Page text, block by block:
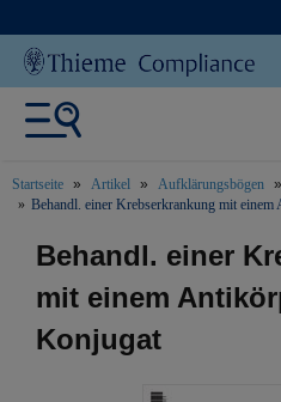
Startseite Artikel Aufklärungsbögen
Behandl. einer Krebserkrankung mit
text.skipToContent
text.skipToNavigation
Behandl. einer
mit einem
Konjugat